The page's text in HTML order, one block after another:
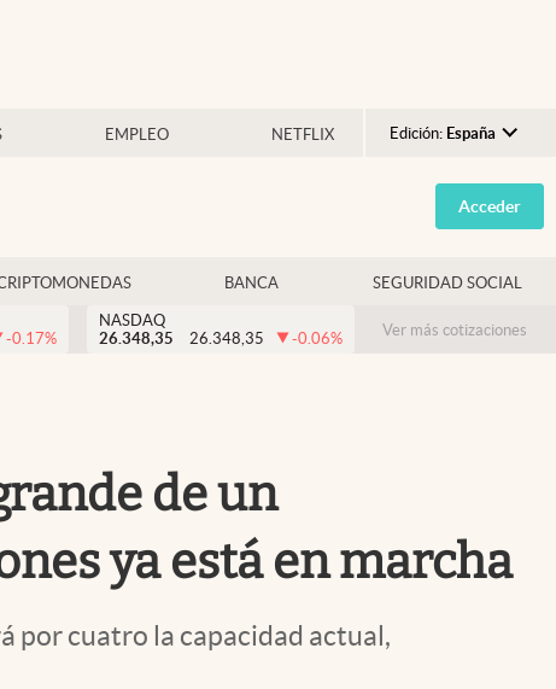
EMPLEO NETFLIX Edición: España
Argentina
España
USA
Colombia
Acceder
BANCA SEGURIDAD SOCIAL
-0.17%
NASDAQ
26.348,35
26.348,35 -0.06% Ver más cotizaciones
de un
ya está en marcha
por cuatro la capacidad actual,